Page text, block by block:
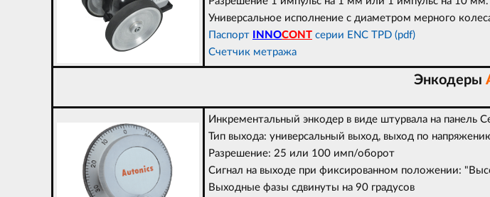
Универсальное исполнение с диаметром мерного
Паспорт
INNOCONT серии ENC TPD (pdf)
Счетчик метража
Энкодеры
Инкрементальный энкодер в виде штурвала на панель
Тип выхода: универсальный выход, выход по
Разрешение: 25 или 100 имп/оборот
Сигнал на выходе при фиксированном положении:
Выходные фазы сдвинуты на 90 градусов